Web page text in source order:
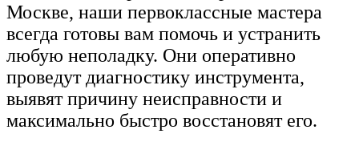
Москве, наши первоклассные мастера
всегда готовы вам помочь и устранить
любую неполадку. Они оперативно
проведут диагностику инструмента,
выявят причину неисправности и
максимально быстро восстановят его.